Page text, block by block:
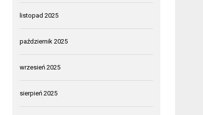
listopad 2025
październik 2025
wrzesień 2025
sierpień 2025